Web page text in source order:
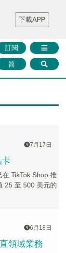
華證券 媒體矩陣
庫沙龍
聯絡我們
訂閱
简
下載APP
7月17日
卡
TikTok Shop 推
25 至 500 美元的
6月18日
領域業務